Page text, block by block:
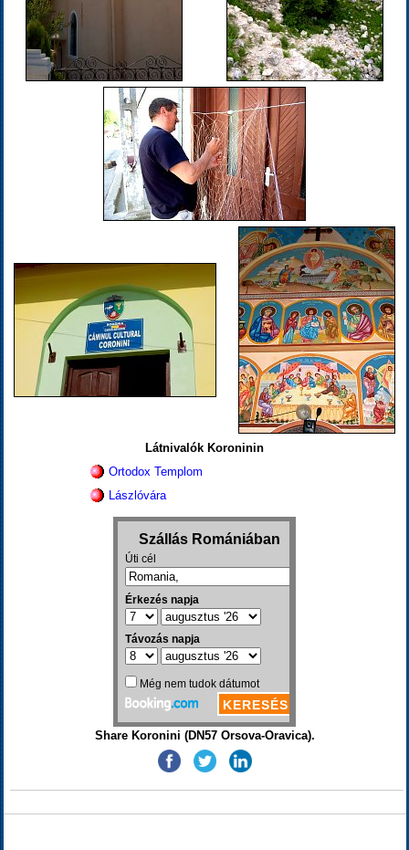
Látnivalók Koroninin
Ortodox Templom
Lászlóvára
Share Koronini (DN57 Orsova-Oravica).